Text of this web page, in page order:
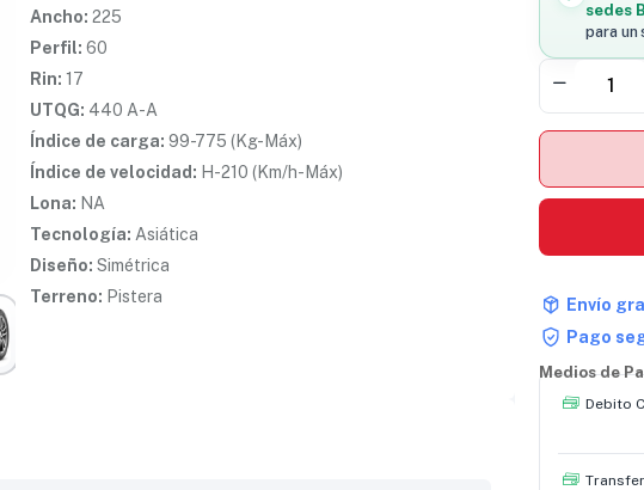
Ancho: 225
Perfil: 60
Rin: 17
UTQG: 440 A-A
Índice de carga: 99-775 (Kg-Máx)
Índice de velocidad: H-210 (Km/h-Máx)
Lona: NA
Tecnología: Asiática
Diseño: Simétrica
Terreno: Pistera
sedes
para un
Envío
Pago
Medios de
Debito